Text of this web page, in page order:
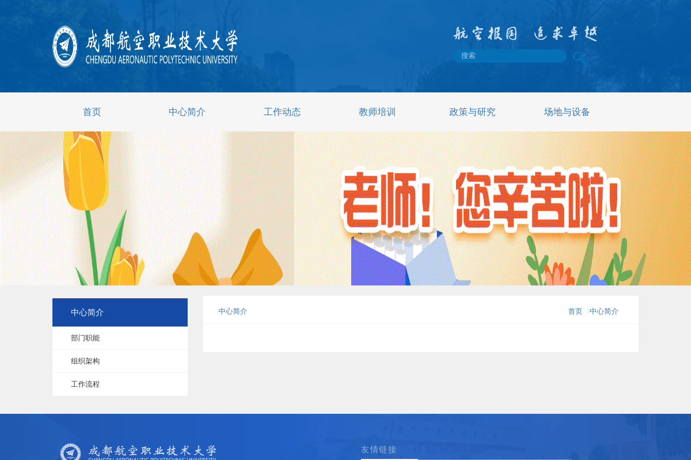
首页 中心简介 工作动态 教师培训 政策与研究 场地与设备
中心简介
部门职能
组织架构
工作流程
中心简介 首页 中心简介
友情链接